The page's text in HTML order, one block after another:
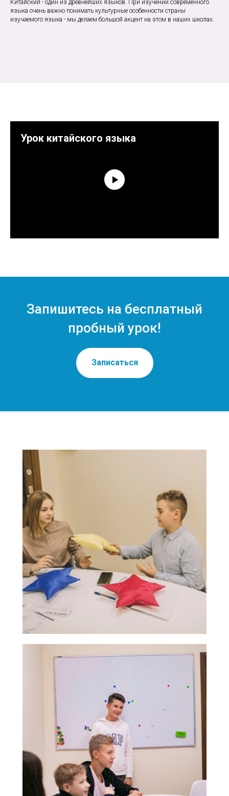
Китайский - один из древнейших языков. При изучении современного
языка очень важно понимать культурные особенности страны
изучаемого языка - мы делаем большой акцент на этом в наших школах.
Урок китайского языка
Запишитесь на бесплатный
пробный урок!
Записаться